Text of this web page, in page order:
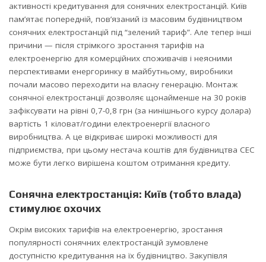
активності кредитування для сонячних електростанцій. Київ
пам’ятає попередній, пов’язаний із масовим будівництвом
сонячних електростанцій під “зелений тариф”. Але тепер інші
причини — після стрімкого зростання тарифів на
електроенергію для комерційних споживачів і неясними
перспективами енергоринку в майбутньому, виробники
почали масово переходити на власну генерацію. Монтаж
сонячної електростанції дозволяє щонайменше на 30 років
зафіксувати на рівні 0,7-0,8 грн (за нинішнього курсу долара)
вартість 1 кіловат/години електроенергії власного
виробництва. А це відкриває широкі можливості для
підприємства, при цьому нестача коштів для будівництва СЕС
може бути легко вирішена коштом отримання кредиту.
Сонячна електростанція: Київ (тобто влада)
стимулює охочих
Окрім високих тарифів на електроенергію, зростання
популярності сонячних електростанцій зумовлене
доступністю кредитування на їх будівництво. Закупівля